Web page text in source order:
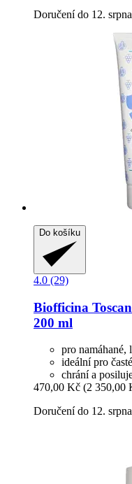
Doručení do 12. srpna
Do košíku
4.0 (29)
Biofficina
200 ml
pro namáhané,
ideální pro
chrání a
470,00 Kč (2 350,00
Doručení do 12. srpna